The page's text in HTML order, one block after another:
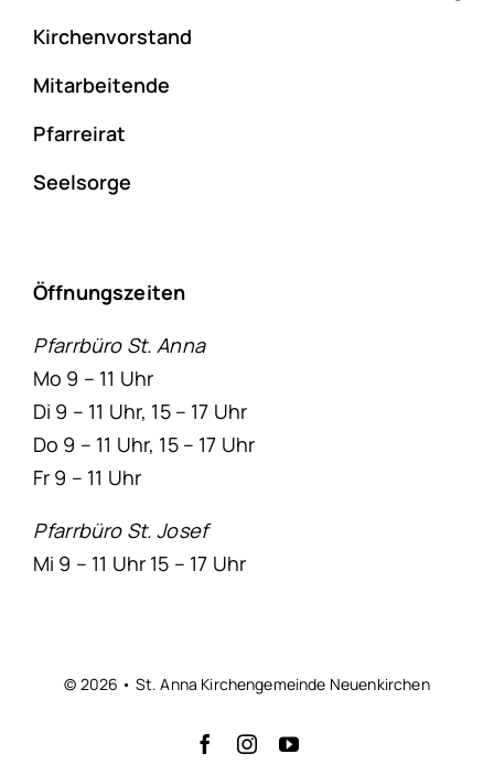
Kirchenvorstand
Mitarbeitende
Pfarreirat
Seelsorge
Öffnungszeiten
Pfarrbüro St. Anna
Mo 9 – 11 Uhr
Di 9 – 11 Uhr, 15 – 17 Uhr
Do 9 – 11 Uhr, 15 – 17 Uhr
Fr 9 – 11 Uhr
Pfarrbüro St. Josef
Mi 9 – 11 Uhr 15 – 17 Uhr
© 2026 • St. Anna Kirchengemeinde Neuenkirchen